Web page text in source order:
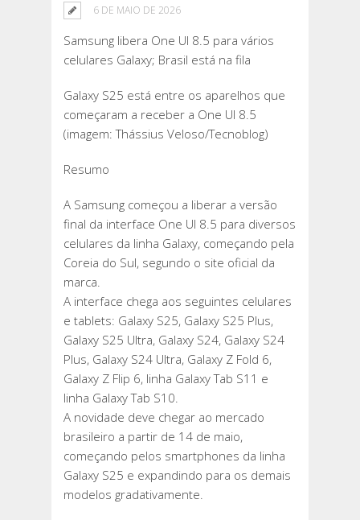
6 DE MAIO DE 2026
Samsung libera One UI 8.5 para vários
celulares Galaxy; Brasil está na fila
Galaxy S25 está entre os aparelhos que
começaram a receber a One UI 8.5
(imagem: Thássius Veloso/Tecnoblog)
Resumo
A Samsung começou a liberar a versão
final da interface One UI 8.5 para diversos
celulares da linha Galaxy, começando pela
Coreia do Sul, segundo o site oficial da
marca.
A interface chega aos seguintes celulares
e tablets: Galaxy S25, Galaxy S25 Plus,
Galaxy S25 Ultra, Galaxy S24, Galaxy S24
Plus, Galaxy S24 Ultra, Galaxy Z Fold 6,
Galaxy Z Flip 6, linha Galaxy Tab S11 e
linha Galaxy Tab S10.
A novidade deve chegar ao mercado
brasileiro a partir de 14 de maio,
começando pelos smartphones da linha
Galaxy S25 e expandindo para os demais
modelos gradativamente.